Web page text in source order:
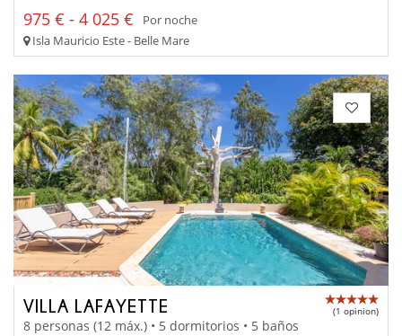
975 € - 4 025 €
Por noche
Isla Mauricio Este - Belle Mare
VILLA LAFAYETTE (1 opinion)
8 personas (12 máx.) • 5 dormitorios • 5 baños